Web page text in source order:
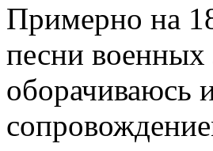
Примерно на
песни
оборачиваюсь